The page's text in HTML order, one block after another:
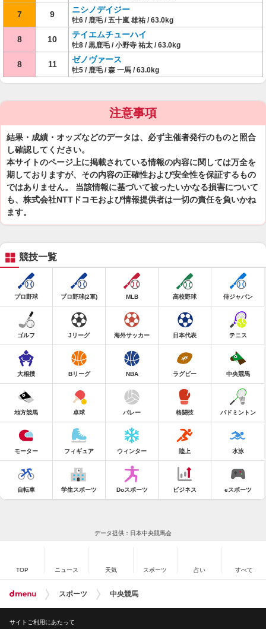
7 9 ニシノデイジー
牡6 / 鹿毛 / 五十嵐 雄祐 / 63.0kg
8 10 テイエムチューハイ
牡8 / 黒鹿毛 / 小野寺 祐太 / 63.0kg
8 11 ゼノヴァース
牡5 / 鹿毛 / 森 一馬 / 63.0kg
注意事項
結果・成績・オッズなどのデータは、必ず主催者発行のものと照合
し確認してください。
本サイトのページ上に掲載されている情報の内容に関しては万全を
期しておりますが、その内容の正確性および安全性を保証するもの
ではありません。 当該情報に基づいて被ったいかなる損害について
も、株式会社NTTドコモおよび情報提供者は一切の責任を負いかね
ます。
競技一覧
プロ野球 プロ野球(2軍) MLB 高校野球 侍ジャパン
ゴルフ Jリーグ 海外サッカー 日本代表 テニス
大相撲 Bリーグ NBA ラグビー 中央競馬
地方競馬 卓球 バレー 格闘技 バドミントン
モーター フィギュア ウィンター 陸上 水泳
自転車 学生スポーツ Doスポーツ ビジネス eスポーツ
データ提供：日本中央競馬会
TOP ニュース 天気 スポーツ 占い すべて
スポーツ 中央競馬
サイトご利用にあたって